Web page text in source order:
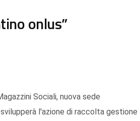
onlus”
Sociali, nuova sede
l'azione di raccolta gestione